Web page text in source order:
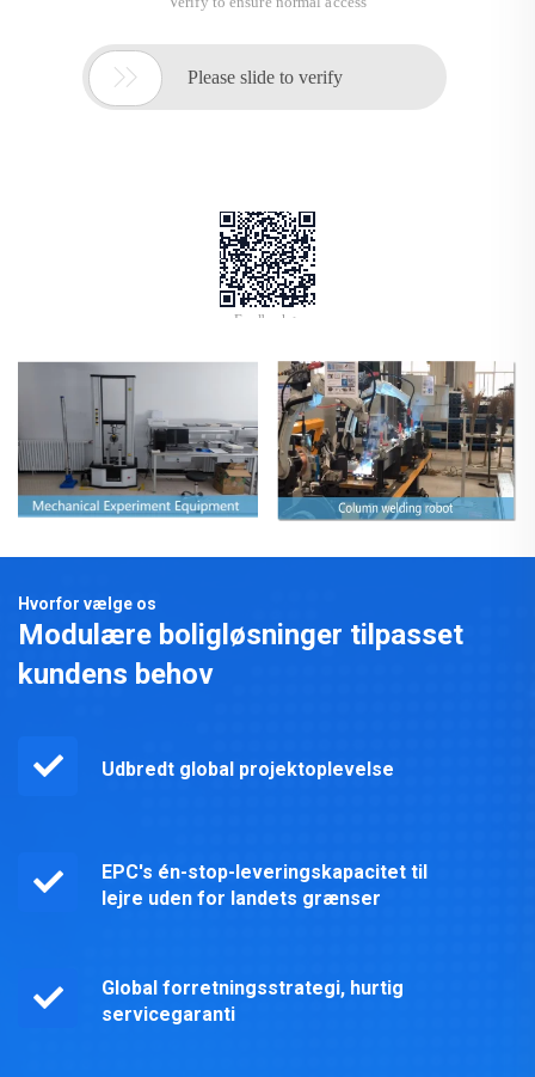
Hvorfor vælge os
Modulære boligløsninger tilpasset
kundens behov
Udbredt global projektoplevelse
EPC's én-stop-leveringskapacitet til
lejre uden for landets grænser
Global forretningsstrategi, hurtig
servicegaranti